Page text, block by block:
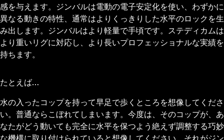
感を与えます。ジンバルは電動の電子安定化を使い、わずかに
異なる動きの特性、通常はよりくっきりした水平のロックを生
み出します。ジンバルはより軽量で手頃です。ステディカムは
より重いリグに対応し、より長いプロフェッショナルな実績を
持ちます。
たとえば…
水の入ったコップを持って早足で歩くところを想像してくださ
い。普通ならこぼれてしまいます。今度は、そのコップが、あ
なたがどう動いても完全に水平を保つよう絶えず調整する巧妙
な機構に取り付けられていると想像してください。それがジン